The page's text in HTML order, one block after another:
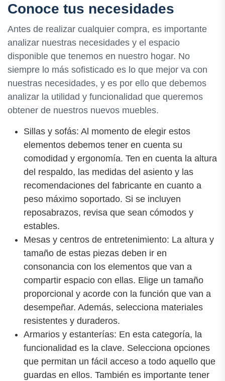
Conoce tus necesidades
Antes de realizar cualquier compra, es importante
analizar nuestras necesidades y el espacio
disponible que tenemos en nuestro hogar. No
siempre lo más sofisticado es lo que mejor va con
nuestras necesidades, y es por ello que debemos
analizar la utilidad y funcionalidad que queremos
obtener de nuestros nuevos muebles.
Sillas y sofás: Al momento de elegir estos
elementos debemos tener en cuenta su
comodidad y ergonomía. Ten en cuenta la altura
del respaldo, las medidas del asiento y las
recomendaciones del fabricante en cuanto a
peso máximo soportado. Si se incluyen
reposabrazos, revisa que sean cómodos y
estables.
Mesas y centros de entretenimiento: La altura y
tamaño de estas piezas deben ir en
consonancia con los elementos que van a
compartir espacio con ellas. Elige un tamaño
proporcional y acorde con la función que van a
desempeñar. Además, selecciona materiales
resistentes y duraderos.
Armarios y estanterías: En esta categoría, la
funcionalidad es la clave. Selecciona opciones
que permitan un fácil acceso a todo aquello que
guardas en ellos. También es importante tener